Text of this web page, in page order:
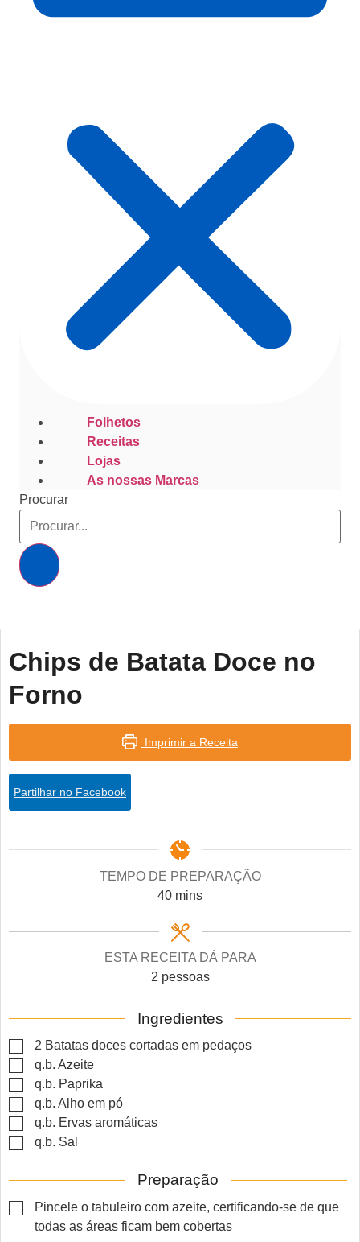
Folhetos
Receitas
Lojas
As nossas Marcas
Procurar
Chips de Batata Doce no
Forno
Imprimir a Receita
Partilhar no Facebook
TEMPO DE PREPARAÇÃO
40minutes
mins
ESTA RECEITA DÁ PARA
2 pessoas
Ingredientes
▢
2 Batatas doces cortadas em pedaços
▢
q.b. Azeite
▢
q.b. Paprika
▢
q.b. Alho em pó
▢
q.b. Ervas aromáticas
▢
q.b. Sal
Preparação
▢
Pincele o tabuleiro com azeite, certificando-se de que
todas as áreas ficam bem cobertas